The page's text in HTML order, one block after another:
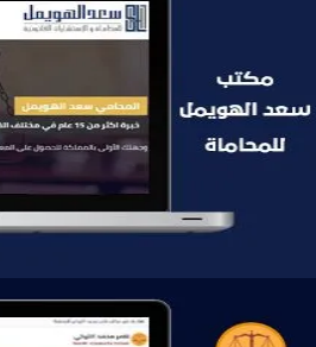
موقع سعد الهويمل
التفاصيل